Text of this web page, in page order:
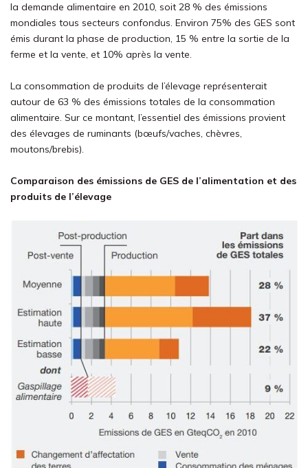
la demande alimentaire en 2010, soit 28 % des émissions
mondiales tous secteurs confondus. Environ 75% des GES sont
émis durant la phase de production, 15 % entre la sortie de la
ferme et la vente, et 10% après la vente.
La consommation de produits de l’élevage représenterait
autour de 63 % des émissions totales de la consommation
alimentaire. Sur ce montant, l’essentiel des émissions provient
des élevages de ruminants (bœufs/vaches, chèvres,
moutons/brebis).
Comparaison des émissions de GES de l’alimentation et des
produits de l’élevage